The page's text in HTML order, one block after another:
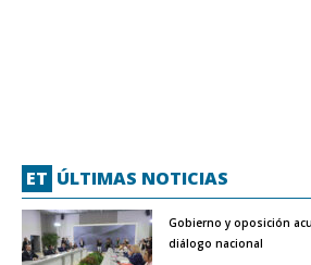
ET ÚLTIMAS NOTICIAS
Gobierno y oposición
diálogo nacional